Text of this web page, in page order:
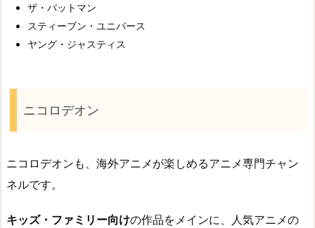
ザ・バットマン
スティーブン・ユニバース
ヤング・ジャスティス
ニコロデオン
ニコロデオンも、海外アニメが楽しめるアニメ専門チャン
ネルです。
キッズ・ファミリー向けの作品をメインに、人気アニメの